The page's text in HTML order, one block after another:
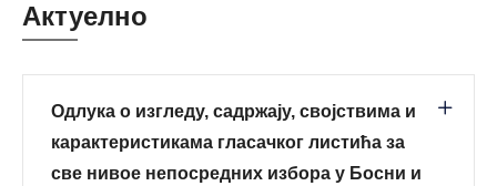
Актуелно
Одлука о изгледу, садржају, својствима и
карактеристикама гласачког листића за
све нивое непосредних избора у Босни и